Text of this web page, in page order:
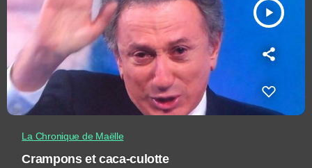
play_arrow
La Chronique de Maëlle
Crampons et caca-culotte